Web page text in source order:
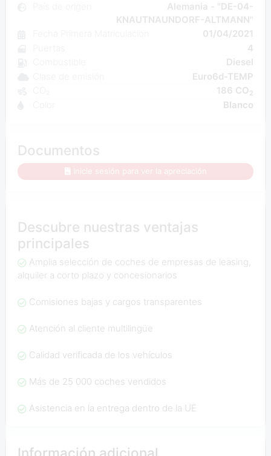
Alemania - "DE-04-
KNAUTNAUNDORF-ALTMANN"
01/04/2021
4
Diesel
Euro6d-TEMP
186 CO 2
Blanco
Documentos
Inicie sesión para ver la apreciación
Descubre nuestras ventajas
principales
Amplia selección de coches de empresas de leasing,
alquiler a corto plazo y concesionarios
Comisiones bajas y cargos transparentes
Atención al cliente multilingüe
Calidad verificada de los vehículos
Más de 25 000 coches vendidos
Asistencia en la entrega dentro de la UE
Información adicional